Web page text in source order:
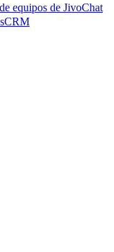
equipos de JivoChat
CRM